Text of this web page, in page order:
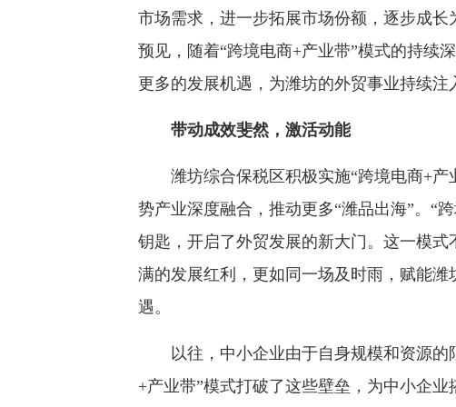
市场需求，进一步拓展市场份额，逐步成
预见，随着“跨境电商+产业带”模式的持续
更多的发展机遇，为潍坊的外贸事业持续注
带动成效斐然，激活动能
潍坊综合保税区积极实施“跨境电商+产
势产业深度融合，推动更多“潍品出海”。“
钥匙，开启了外贸发展的新大门。这一模
满的发展红利，更如同一场及时雨，赋能
遇。
以往，中小企业由于自身规模和资源的
+产业带”模式打破了这些壁垒，为中小企